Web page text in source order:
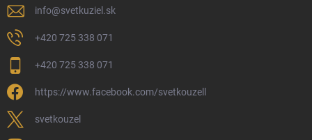
info@svetkuziel.sk
+420 725 338 071
+420 725 338 071
https://www.facebook.com/svetkouzell
svetkouzel